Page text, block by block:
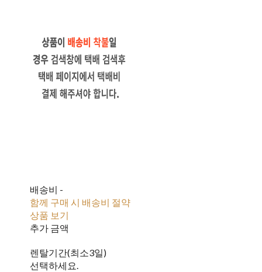
배송비 -
함께 구매 시 배송비 절약
상품 보기
추가 금액
렌탈기간(최소3일)
선택하세요.